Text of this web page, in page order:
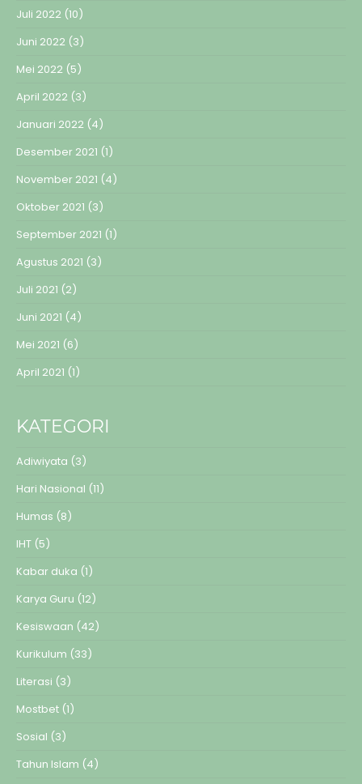
Juli 2022 (10)
Juni 2022 (3)
Mei 2022 (5)
April 2022 (3)
Januari 2022 (4)
Desember 2021 (1)
November 2021 (4)
Oktober 2021 (3)
September 2021 (1)
Agustus 2021 (3)
Juli 2021 (2)
Juni 2021 (4)
Mei 2021 (6)
April 2021 (1)
KATEGORI
Adiwiyata (3)
Hari Nasional (11)
Humas (8)
IHT (5)
Kabar duka (1)
Karya Guru (12)
Kesiswaan (42)
Kurikulum (33)
Literasi (3)
Mostbet (1)
Sosial (3)
Tahun Islam (4)